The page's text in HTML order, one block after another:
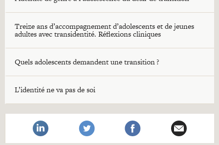
Treize ans d’accompagnement d’adolescents et de jeunes
adultes avec transidentité. Réflexions cliniques
Quels adolescents demandent une transition ?
L’identité ne va pas de soi